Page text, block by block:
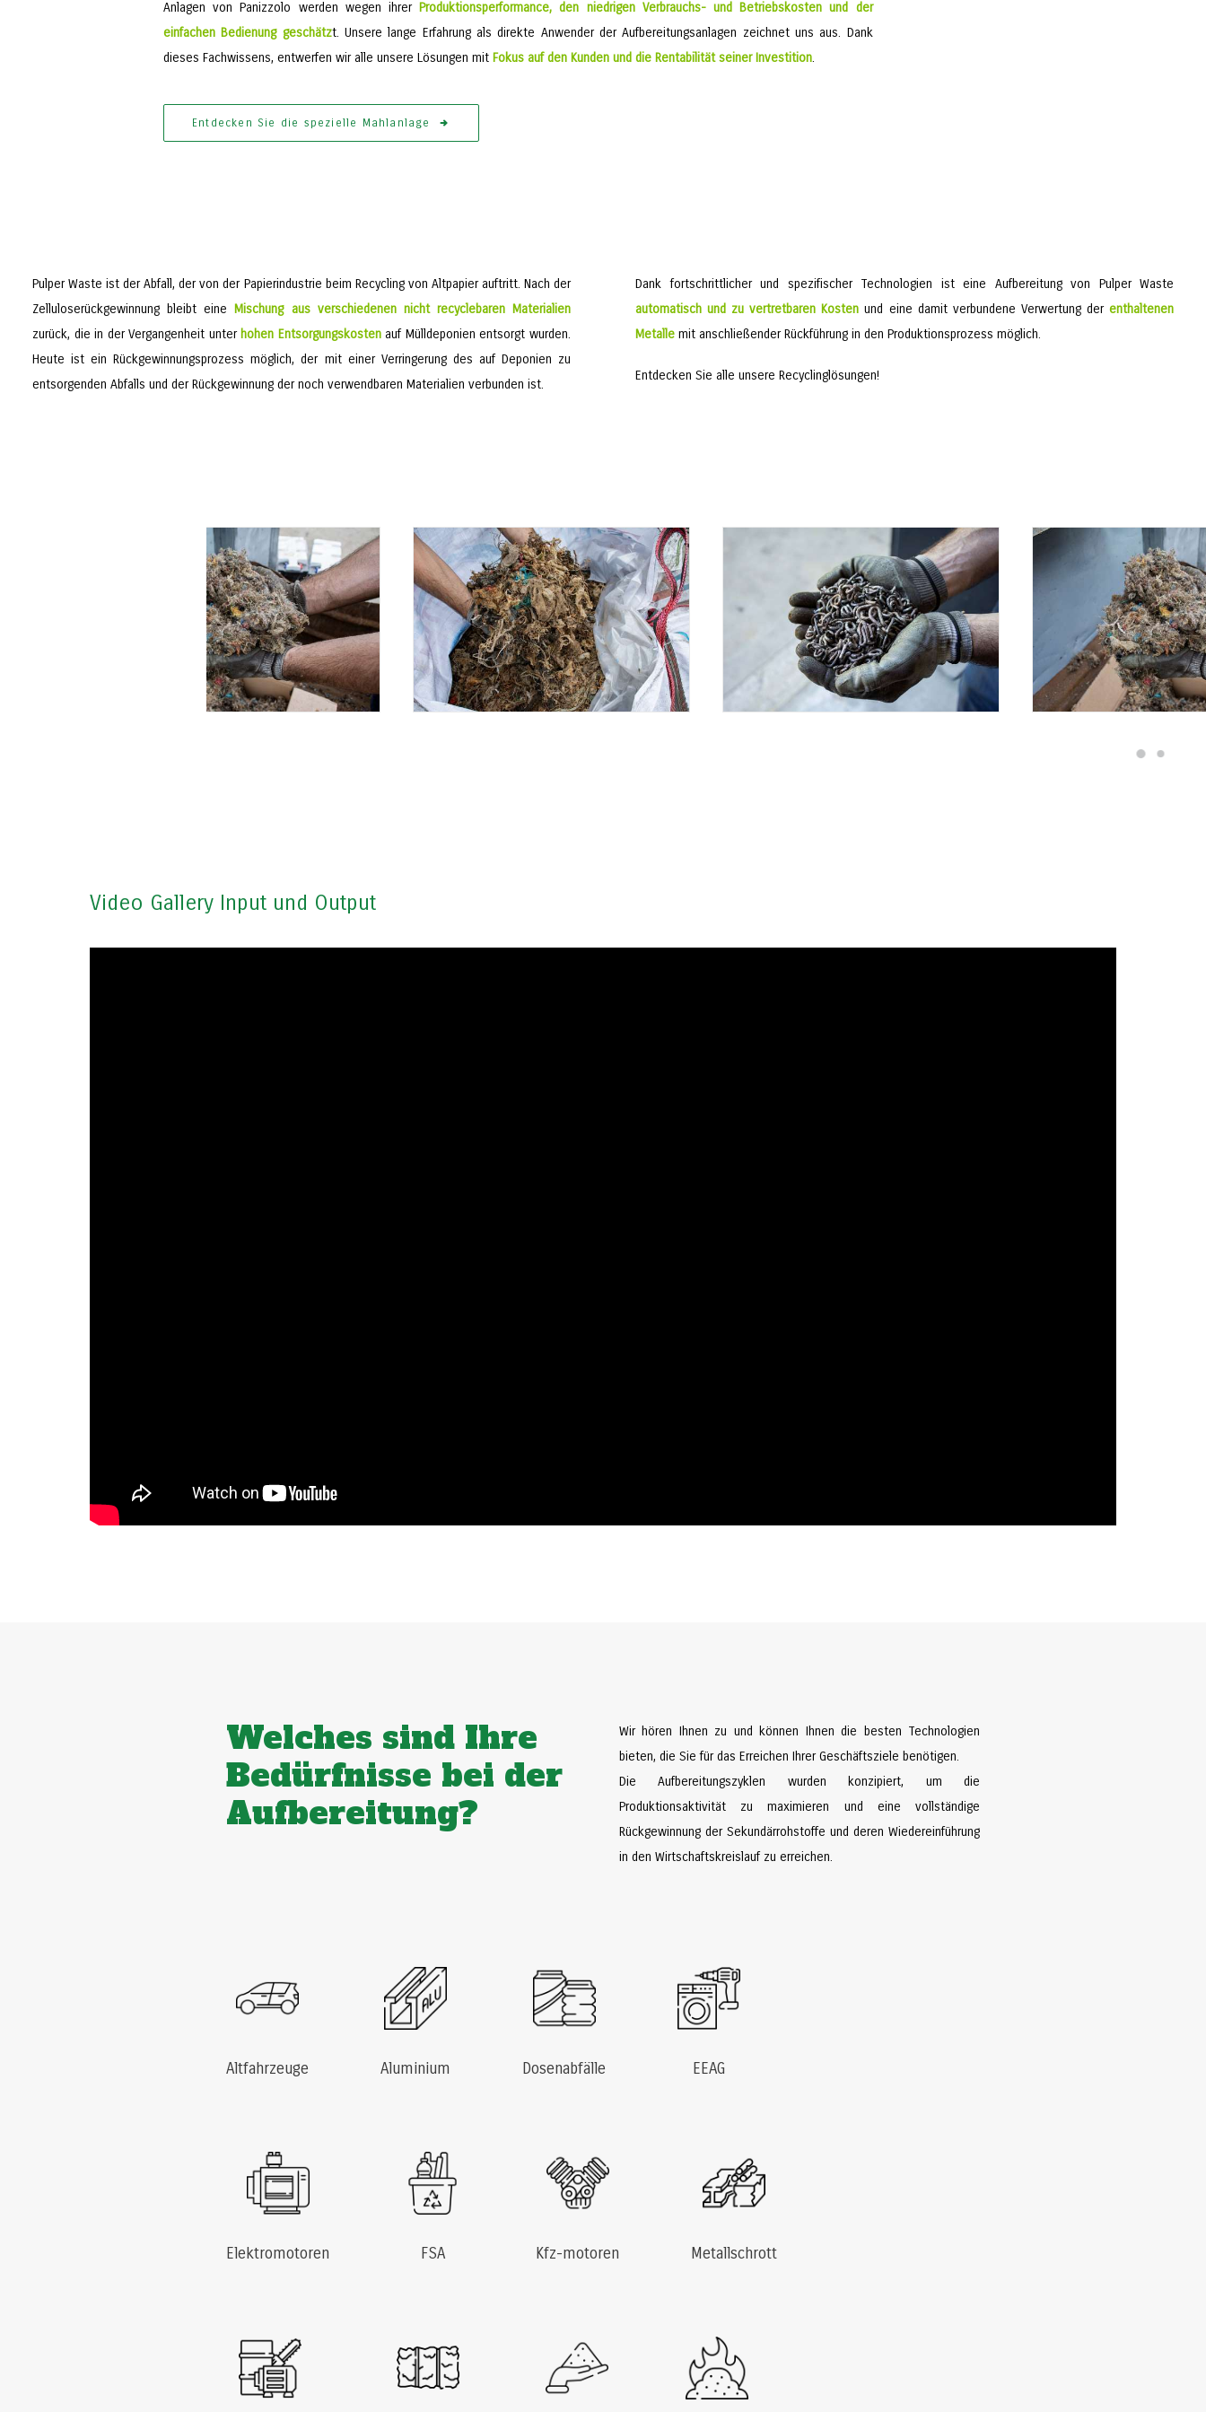
Anlagen von Panizzolo werden wegen ihrerProduktionsperformance, den niedrigen Verbrauchs- und Betriebskosten und der
einfachen Bedienung geschätzt. Unsere lange Erfahrung als direkte Anwender der Aufbereitungsanlagen zeichnet uns aus. Dank
dieses Fachwissens, entwerfen wir alle unsere Lösungen mit Fokus auf den Kunden und die Rentabilität seiner Investition.
Entdecken Sie die spezielle Mahlanlage
Pulper Waste ist der Abfall, der von der Papierindustrie beim Recycling von Altpapier auftritt. Nach der
Zelluloserückgewinnung bleibt eine Mischung aus verschiedenen nicht recyclebaren Materialien
zurück, die in der Vergangenheit unter hohen Entsorgungskostenauf Mülldeponien entsorgt wurden.
Heute ist ein Rückgewinnungsprozess möglich, der mit einer Verringerung des auf Deponien zu
entsorgenden Abfalls und der Rückgewinnung der noch verwendbaren Materialien verbunden ist.
Dank fortschrittlicher und spezifischer Technologien ist eine Aufbereitung von Pulper Waste
automatisch und zu vertretbaren Kostenund eine damit verbundene Verwertung derenthaltenen
Metalle mit anschließender Rückführung in den Produktionsprozess möglich.
Entdecken Sie alle unsere Recyclinglösungen!
Video Gallery Input und Output
Welches sind Ihre
Bedürfnisse bei der
Aufbereitung?
Wir hören Ihnen zu und können Ihnen die besten Technologien
bieten, die Sie für das Erreichen Ihrer Geschäftsziele benötigen.
Die Aufbereitungszyklen wurden konzipiert, um die
Produktionsaktivität zu maximieren und eine vollständige
Rückgewinnung der Sekundärrohstoffe und deren Wiedereinführung
in den Wirtschaftskreislauf zu erreichen.
Altfahrzeuge Aluminium Dosenabfälle EEAG
Elektromotoren FSA Kfz-motoren Metallschrott